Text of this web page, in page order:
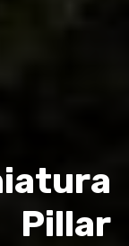
Pillar